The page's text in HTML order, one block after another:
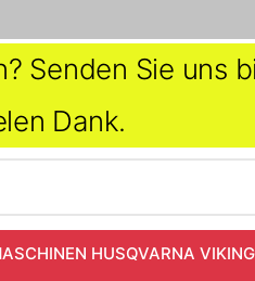
Senden Sie uns
Dank.
HUSQVARNA VIKING